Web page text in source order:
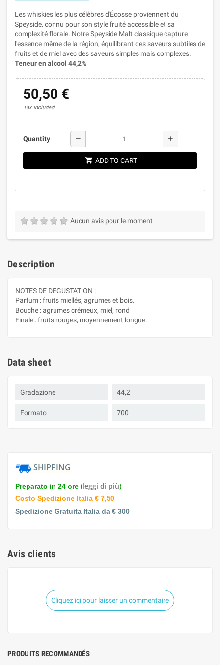
Les whiskies les plus célèbres d'Écosse proviennent du
Speyside, connu pour son style fruité accessible et sa
complexité florale. Notre Speyside Malt classique capture
l'essence même de la région, équilibrant des saveurs subtiles de
fruits et de miel avec des saveurs simples mais complexes.
Teneur en alcool 44,2%
50,50 €
Tax included
Quantity remove add
shopping_cart ADD TO CART
Aucun avis pour le moment
Description
NOTES DE DÉGUSTATION :
Parfum : fruits miellés, agrumes et bois.
Bouche : agrumes crémeux, miel, rond
Finale : fruits rouges, moyennement longue.
Data sheet
Gradazione 44,2
Formato 700
SHIPPING
Preparato in 24 ore (leggi di più)
Costo Spedizione Italia € 7,50
Spedizione Gratuita Italia da € 300
Avis clients
Cliquez ici pour laisser un commentaire
PRODUITS RECOMMANDÉS